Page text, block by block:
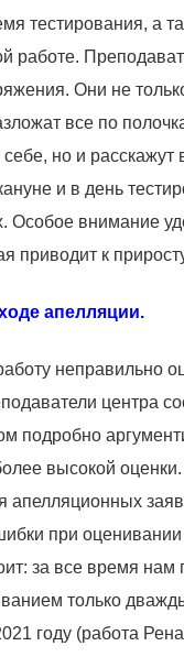
тестирования, а
работе.
Они не
все по
но и расскажут
и в день
Особое внимание
приводит к
апелляции.
неправильно
центра
подробно
высокой оценки.
апелляционных
при
за все время нам
только
году (работа